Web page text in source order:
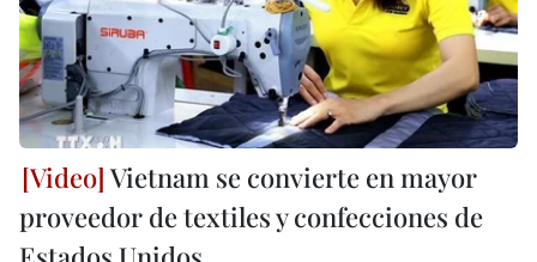
Vietnam se convierte en mayor
proveedor de textiles y confecciones de